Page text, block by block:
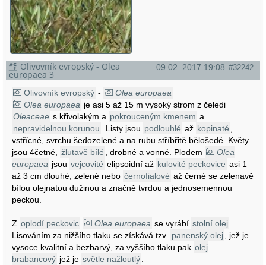
09.02. 2017 19:08 #32242
Olivovník evropský - Olea
europaea 3
Olivovník evropský -
Olea europaea
Olea europaea je asi 5 až 15 m vysoký strom z čeledi
Oleaceae s křivolakým a pokrouceným kmenem a
nepravidelnou korunou . Listy jsou podlouhlé až kopinaté ,
vstřícné, svrchu šedozelené a na rubu stříbřitě bělošedé. Květy
jsou 4četné, žlutavě bílé , drobné a vonné. Plodem
Olea
europaea jsou vejcovité elipsoidní až kulovité peckovice asi 1
až 3 cm dlouhé, zelené nebo černofialové až černé se zelenavě
bílou olejnatou dužinou a značně tvrdou a jednosemennou
peckou.
Z oplodí peckovic Olea europaea se vyrábí stolní olej.
Lisováním za nižšího tlaku se získává tzv. panenský olej, jež je
vysoce kvalitní a bezbarvý, za vyššího tlaku pak olej
brabancový jež je světle nažloutlý.